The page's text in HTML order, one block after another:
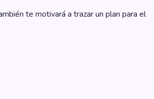
te motivará a trazar un plan para el